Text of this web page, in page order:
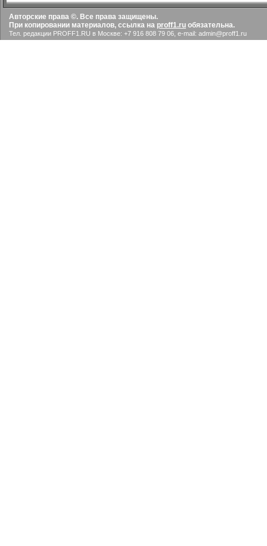
Авторские права ©. Все права защищены.
При копировании материалов, ссылка на proff1.ru обязательна.
Тел. редакции PROFF1.RU в Москве: +7 916 808 79 06, e-mail: admin@proff1.ru